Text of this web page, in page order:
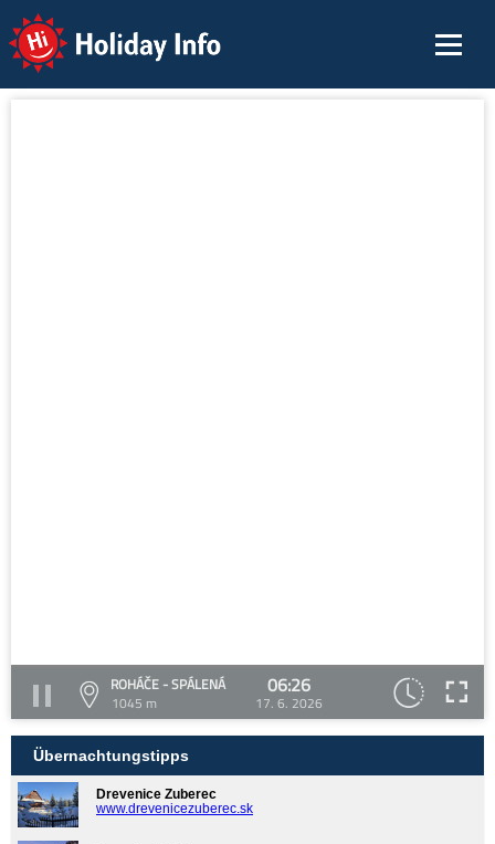
Holiday Info
ROHÁČE - SPÁLENÁ
1045 m
06:26
17. 6. 2026
Übernachtungstipps
Drevenice Zuberec
www.drevenicezuberec.sk